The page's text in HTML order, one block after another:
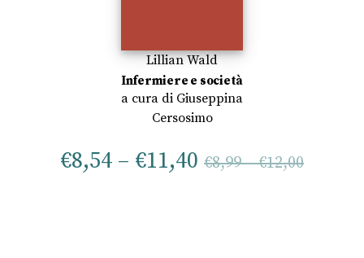
Lillian Wald
Infermiere e società
a cura di Giuseppina
Cersosimo
€8,54 – €11,40 €8,99–€12,00